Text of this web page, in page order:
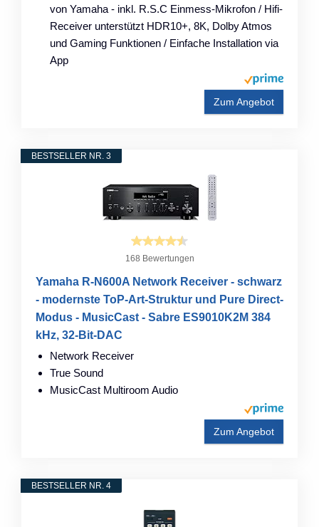
von Yamaha - inkl. R.S.C Einmess-Mikrofon / Hifi-
Receiver unterstützt HDR10+, 8K, Dolby Atmos
und Gaming Funktionen / Einfache Installation via
App
Zum Angebot
BESTSELLER NR. 3
168 Bewertungen
Yamaha R-N600A Network Receiver - schwarz
- modernste ToP-Art-Struktur und Pure Direct-
Modus - MusicCast - Sabre ES9010K2M 384
kHz, 32-Bit-DAC
Network Receiver
True Sound
MusicCast Multiroom Audio
Zum Angebot
BESTSELLER NR. 4